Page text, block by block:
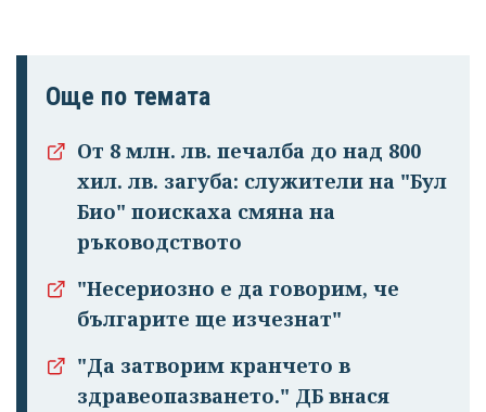
Още по темата
От 8 млн. лв. печалба до над 800
хил. лв. загуба: служители на "Бул
Био" поискаха смяна на
ръководството
"Несериозно е да говорим, че
българите ще изчезнат"
"Да затворим кранчето в
здравеопазването." ДБ внася